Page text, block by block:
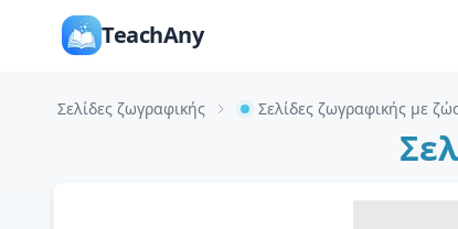
TeachAny
Σελίδες ζωγραφικής Σελίδες ζωγραφικής με